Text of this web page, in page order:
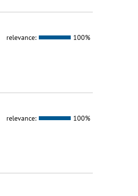
relevance: 100%
relevance: 100%